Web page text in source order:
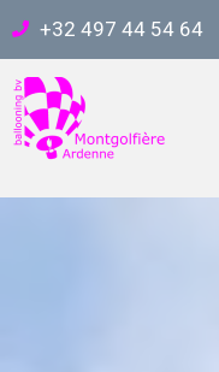
+32 497 44 54 64